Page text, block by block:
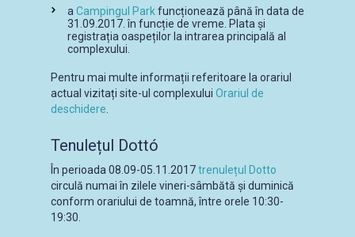
a Campingul Parkfuncționează până în data de
31.09.2017. în funcție de vreme. Plata și
registrația oaspeților la intrarea principală al
complexului.
Pentru mai multe informații referitoare la orariul
actual vizitați site-ul complexului Orariul de
deschidere
Tenulețul Dottó
În perioada 08.09-05.11.2017trenulețul Dotto
circulă numai în zilele vineri-sâmbătă și duminică
conform orariului de toamnă, între orele 10:30-
19:30.